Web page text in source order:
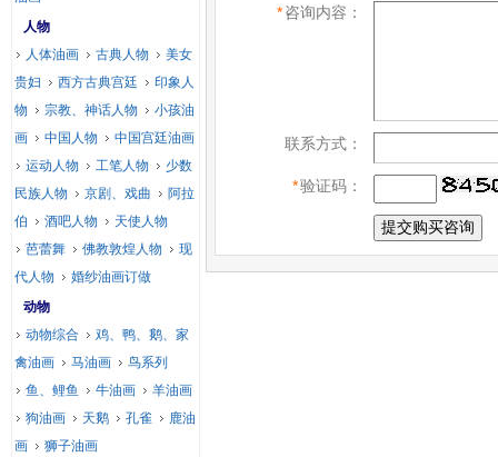
*咨询内容：
联系方式：
*验证码：
人物
人体油画
古典人物
美女
贵妇
西方古典宫廷
印象人
物
宗教、神话人物
小孩油
画
中国人物
中国宫廷油画
运动人物
工笔人物
少数
民族人物
京剧、戏曲
阿拉
伯
酒吧人物
天使人物
芭蕾舞
佛教敦煌人物
现
代人物
婚纱油画订做
动物
动物综合
鸡、鸭、鹅、家
禽油画
马油画
鸟系列
鱼、鲤鱼
牛油画
羊油画
狗油画
天鹅 孔雀
鹿油
画
狮子油画